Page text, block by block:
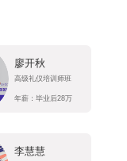
廖开秋
高级礼仪培训师班
年薪：毕业后28万
李慧慧